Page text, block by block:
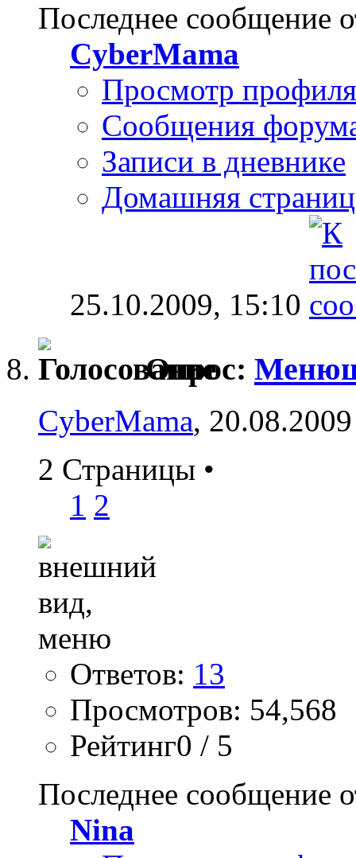
Последнее сообщение
CyberMama
Просмотр профиля
Сообщения
Записи в дневнике
Домашняя
25.10.2009, 15:10
Опрос:
CyberMama,
2 Страницы •
1 2
Ответов: 13
Просмотров: 54,568
Рейтинг0 / 5
Последнее сообщение
Nina